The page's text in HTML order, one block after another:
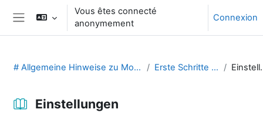
Passer au contenu principal
Panneau latéral
Vous êtes connecté
anonymement
Connexion
# Allgemeine Hinweise zu Moodle (29131475) Erste Schritte in Moodle
Einstellungen